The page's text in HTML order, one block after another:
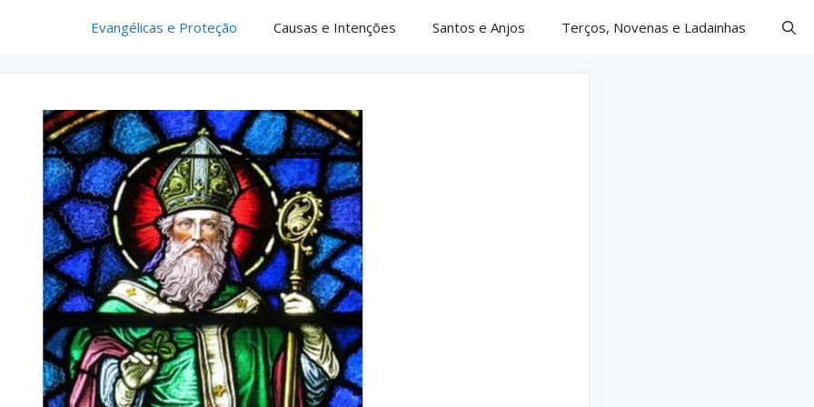
Evangélicas e Proteção Causas e Intenções Santos e Anjos Terços, Novenas e Ladainhas